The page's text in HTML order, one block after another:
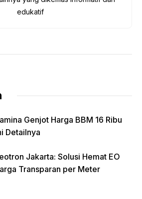
m
edukatif
Genjot Harga BBM 16 Ribu
Detailnya
Jakarta: Solusi Hemat EO
Transparan per Meter